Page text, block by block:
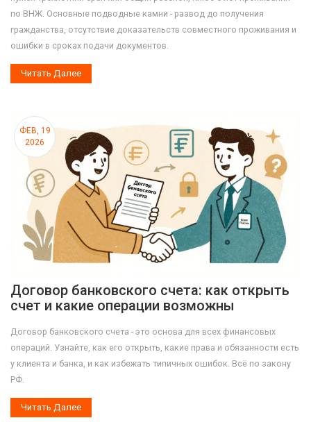
по ВНЖ. Основные подводные камни - развод до получения
гражданства, отсутствие доказательств совместного проживания и
ошибки в сроках подачи документов.
Читать Далее
ФЕВ, 19
2026
Договор банковского счета: как открыть
счет и какие операции возможны
Договор банковского счета - это основа для всех финансовых
операций. Узнайте, как его открыть, какие права и обязанности есть
у клиента и банка, и как избежать типичных ошибок. Всё по закону
РФ.
Читать Далее